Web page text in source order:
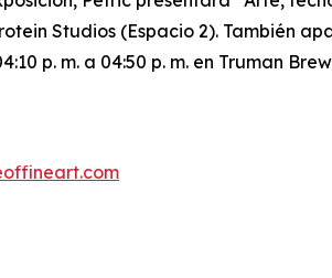
Studios (Espacio 2). También
p. m. a 04:50 p. m. en Truman